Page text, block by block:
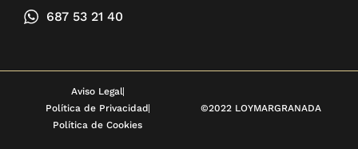
687 53 21 40
Aviso Legal
Política de Privacidad
Política de Cookies
©2022 LOYMARGRANADA